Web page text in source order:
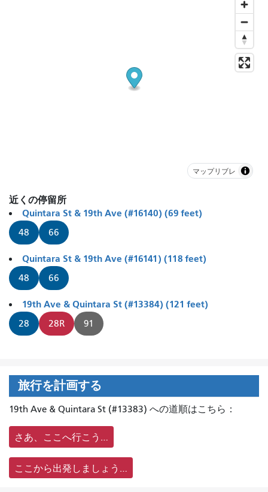
マップリブレ
近くの停留所
Quintara St & 19th Ave (#16140) (69 feet)
48 66
Quintara St & 19th Ave (#16141) (118 feet)
48 66
19th Ave & Quintara St (#13384) (121 feet)
28 28R 91
旅行を計画する
19th Ave & Quintara St (#13383) への道順はこちら：
さあ、ここへ行こう…
ここから出発しましょう…